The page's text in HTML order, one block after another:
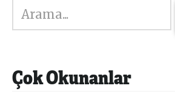
Ara
Çok Okunanlar